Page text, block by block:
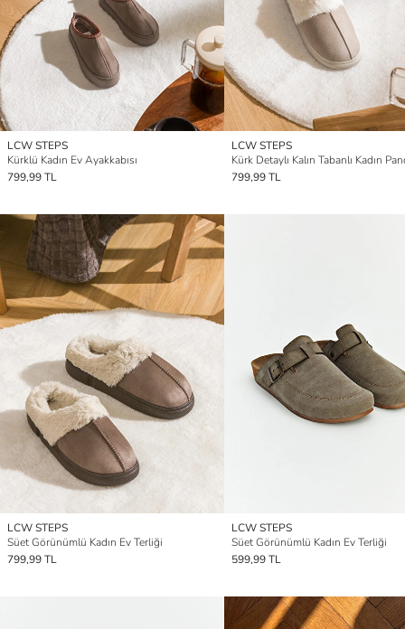
LCW STEPS
Kürklü Kadın Ev Ayakkabısı
799,99 TL
LCW STEPS
Kürk Detaylı Kalın Tabanlı Kadın
799,99 TL
LCW STEPS
Süet Görünümlü Kadın Ev Terliği
799,99 TL
LCW STEPS
Süet Görünümlü Kadın Ev Terliği
599,99 TL